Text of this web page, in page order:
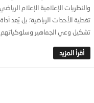
والنظريات الإعلامية الإعلام
تغطية الأحداث الرياضية؛ بل يُعد
تشكيل وعي الجماهير